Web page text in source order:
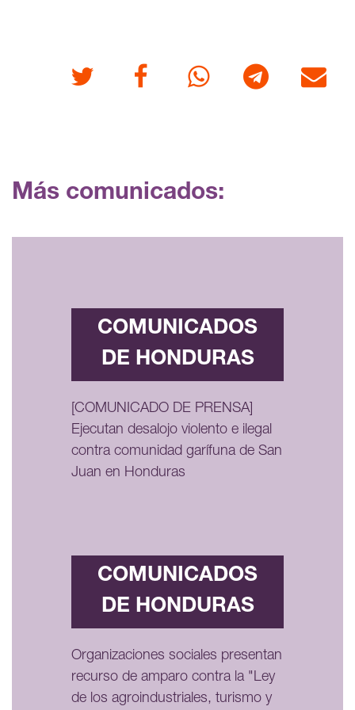
Twitter FacebookWhatsappTelegram Correo
Más comunicados:
COMUNICADOS
DE HONDURAS
[COMUNICADO DE PRENSA]
Ejecutan desalojo violento e ilegal
contra comunidad garífuna de San
Juan en Honduras
COMUNICADOS
DE HONDURAS
Organizaciones sociales presentan
recurso de amparo contra la "Ley
de los agroindustriales, turismo y